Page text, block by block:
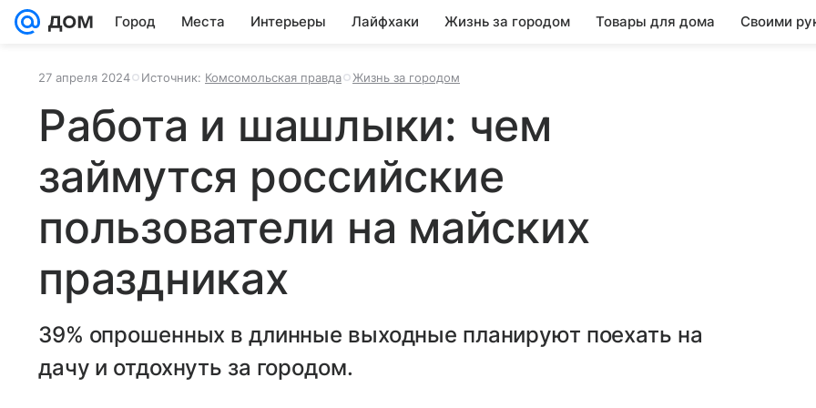
Город Места Интерьеры Лайфхаки Жизнь за городом Товары для дома Своими
27 апреля 2024 Источник: Комсомольская правда Жизнь за городом
Работа и шашлыки: чем
займутся российские
пользователи на майских
праздниках
39% опрошенных в длинные выходные планируют поехать на
дачу и отдохнуть за городом.